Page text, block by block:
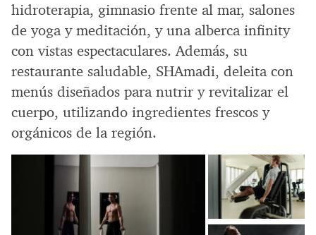
hidroterapia, gimnasio frente al mar, salones
de yoga y meditación, y una alberca infinity
con vistas espectaculares. Además, su
restaurante saludable, SHAmadi, deleita con
menús diseñados para nutrir y revitalizar el
cuerpo, utilizando ingredientes frescos y
orgánicos de la región.